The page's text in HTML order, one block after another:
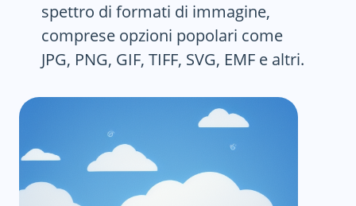
spettro di formati di immagine,
comprese opzioni popolari come
JPG, PNG, GIF, TIFF, SVG, EMF e altri.